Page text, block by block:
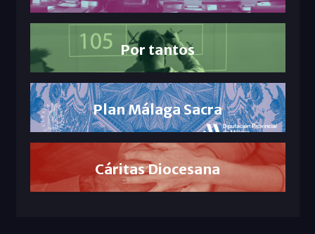
Por tantos
Plan Málaga Sacra
Cáritas Diocesana